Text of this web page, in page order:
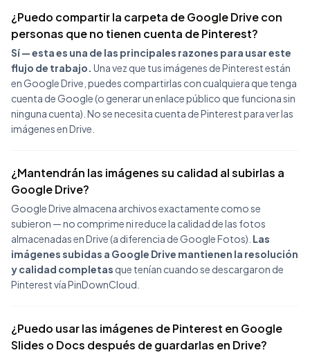
¿Puedo compartir la carpeta de Google Drive con
personas que no tienen cuenta de Pinterest?
Sí — esta es una de las principales razones para usar este
flujo de trabajo. Una vez que tus imágenes de Pinterest están
en Google Drive, puedes compartirlas con cualquiera que tenga
cuenta de Google (o generar un enlace público que funciona sin
ninguna cuenta). No se necesita cuenta de Pinterest para ver las
imágenes en Drive.
¿Mantendrán las imágenes su calidad al subirlas a
Google Drive?
Google Drive almacena archivos exactamente como se
subieron — no comprime ni reduce la calidad de las fotos
almacenadas en Drive (a diferencia de Google Fotos). Las
imágenes subidas a Google Drive mantienen la resolución
y calidad completas que tenían cuando se descargaron de
Pinterest vía PinDownCloud.
¿Puedo usar las imágenes de Pinterest en Google
Slides o Docs después de guardarlas en Drive?